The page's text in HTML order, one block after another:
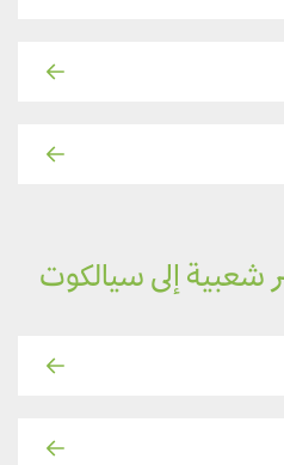
شعبية إلى سيالكوت